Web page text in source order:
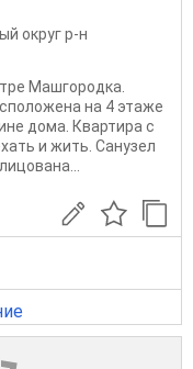
округ р-н
Машгородка.
на 4 этаже
дома. Квартира с
и жить. Санузел